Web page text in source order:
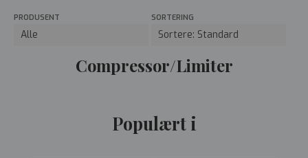
PRODUSENT SORTERING
Compressor/Limiter
Populært i